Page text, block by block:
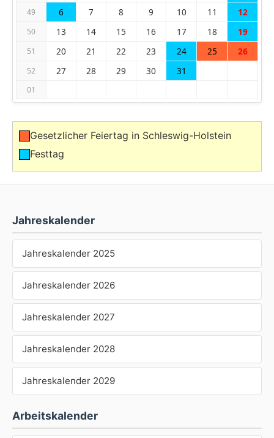
Jahreskalender
Jahreskalender 2025
Jahreskalender 2026
Jahreskalender 2027
Jahreskalender 2028
Jahreskalender 2029
Arbeitskalender
49 6 7 8 9 10 11 12
50 13 14 15 16 17 18 19
51 20 21 22 23 24 25 26
52 27 28 29 30 31
01
Gesetzlicher Feiertag in Schleswig-Holstein
Festtag